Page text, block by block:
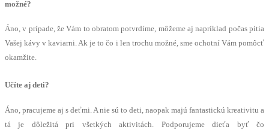
možné?
Áno, v prípade, že Vám to obratom potvrdíme, môžeme aj napríklad počas pitia
Vašej kávy v kaviarni. Ak je to čo i len trochu možné, sme ochotní Vám pomôcť
okamžite.
Učíte aj deti?
Áno, pracujeme aj s deťmi. A nie sú to deti, naopak majú fantastickú kreativitu a
tá je dôležitá pri všetkých aktivitách. Podporujeme dieťa byť čo